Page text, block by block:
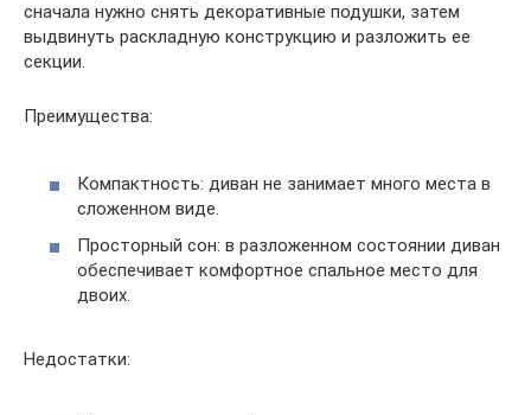
сначала нужно снять декоративные подушки, затем
выдвинуть раскладную конструкцию и разложить ее
секции.
Преимущества:
Компактность: диван не занимает много места в
сложенном виде.
Просторный сон: в разложенном состоянии диван
обеспечивает комфортное спальное место для
двоих.
Недостатки: